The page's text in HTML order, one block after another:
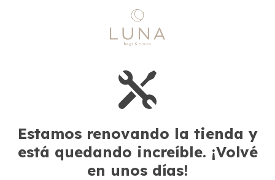
Estamos renovando la tienda y
está quedando increíble. ¡Volvé
en unos días!